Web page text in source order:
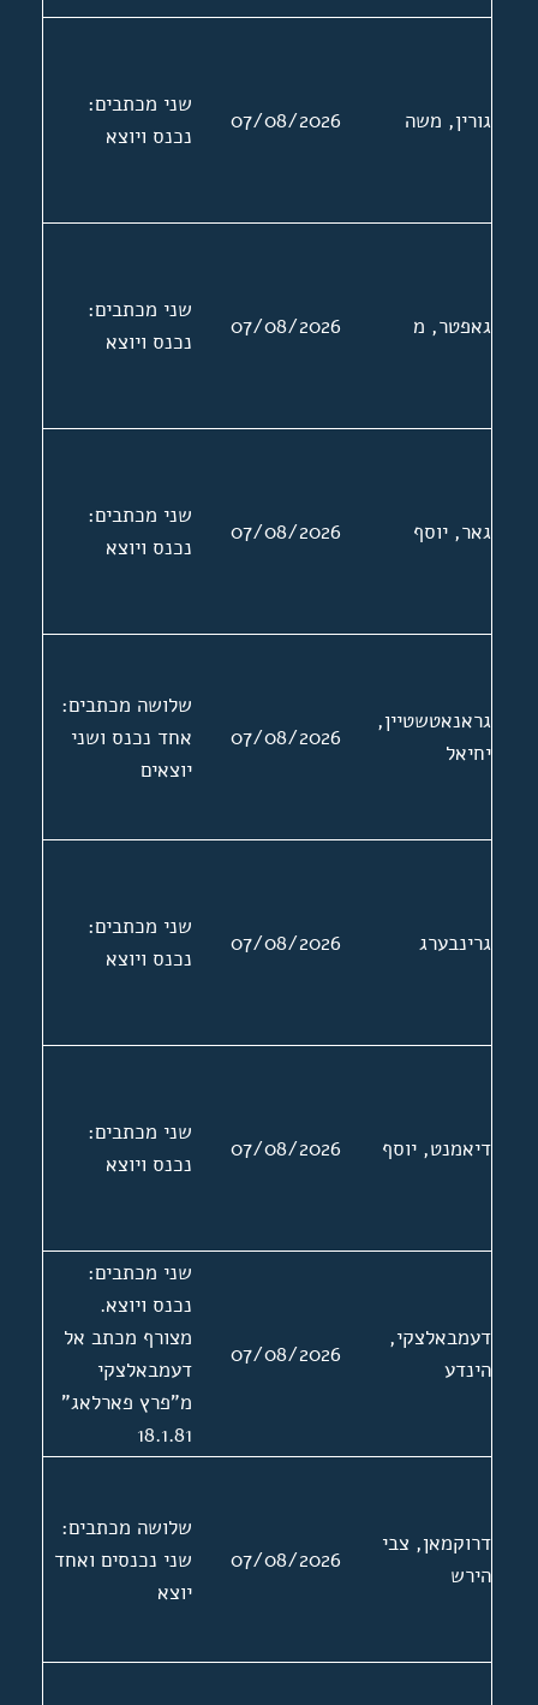
גורין, משה 07/08/2026
שני מכתבים:
נכנס ויוצא
גאפטר, מ 07/08/2026
שני מכתבים:
נכנס ויוצא
גאר, יוסף 07/08/2026
שני מכתבים:
נכנס ויוצא
גראנאטשטיין,
יחיאל
07/08/2026
שלושה מכתבים:
אחד נכנס ושני
יוצאים
גרינבערג 07/08/2026
שני מכתבים:
נכנס ויוצא
דיאמנט, יוסף 07/08/2026
שני מכתבים:
נכנס ויוצא
דעמבאלצקי,
הינדע
07/08/2026
שני מכתבים:
נכנס ויוצא.
מצורף מכתב אל
דעמבאלצקי
מ"פרץ פארלאג"
18.1.81
דרוקמאן, צבי
הירש
07/08/2026
שלושה מכתבים:
שני נכנסים ואחד
יוצא